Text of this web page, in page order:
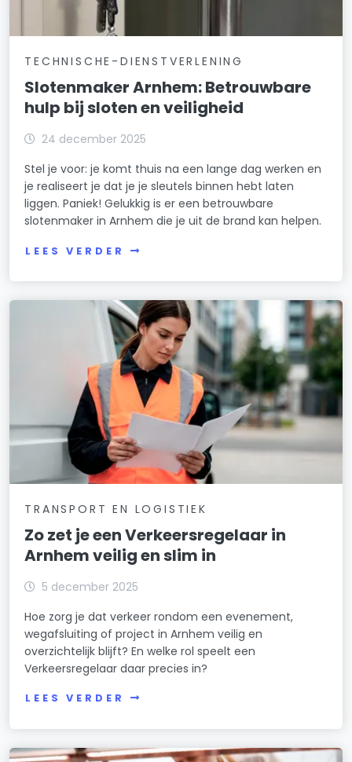
TECHNISCHE-DIENSTVERLENING
Slotenmaker Arnhem: Betrouwbare
hulp bij sloten en veiligheid
24 december 2025
Stel je voor: je komt thuis na een lange dag werken en
je realiseert je dat je je sleutels binnen hebt laten
liggen. Paniek! Gelukkig is er een betrouwbare
slotenmaker in Arnhem die je uit de brand kan helpen.
LEES VERDER
TRANSPORT EN LOGISTIEK
Zo zet je een Verkeersregelaar in
Arnhem veilig en slim in
5 december 2025
Hoe zorg je dat verkeer rondom een evenement,
wegafsluiting of project in Arnhem veilig en
overzichtelijk blijft? En welke rol speelt een
Verkeersregelaar daar precies in?
LEES VERDER